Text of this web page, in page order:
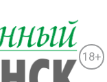
18+